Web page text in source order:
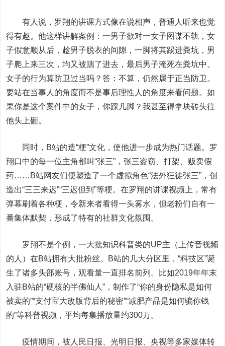
有人说，罗翔的讲课方式像在说相声，普通人听来也觉
得有趣。他这样讲解案例：一男子欲对一女子图谋不轨，女
子假意顺从后，趁男子脱衣的间隙，一脚将其踢进粪坑，男
子爬上来三次，均又被踹了进去，最后男子淹死在粪坑中。
女子的行为算防卫过当吗？答：不算，仍然属于正当防卫。
要站在当事人的角度而不是事后理性人的角度来看问题。如
果你是这个案件中的女子，你踩几脚？我甚至得拿块砖头往
他头上砸。
同时，B站的造“梗”文化，使他进一步成为热门话题。罗
翔口中的每一位主角都叫“张三”，张三盗窃、打架、贩卖假
药……B站网友们便塑造了一个虚拟角色“法外狂徒张三”，创
造出“三三来迟”“三迟但到”等梗。在罗翔的讲课视频上，常有
弹幕刷着各种梗，令新来者看得一头雾水，但老粉们自有一
番集体默契，形成了特有的社群文化氛围。
罗翔不是个例，一大批知识科普类的UP主（上传音视频
的人）在B站拥有大批粉丝。B站的几大分区里，“科技区”诞
生了诸多头部账号，观看量一直排名前列。比如2019年年末
入驻B站的“硬核的半佛仙人”，制作了“你的身份隐私是如何
被卖的”“支付宝大改版背后的秘密”“减肥产品是如何骗你钱
的”等科普视频，平均每集播放量约300万。
疫情期间，被人民日报、光明日报、央视等多家媒体转